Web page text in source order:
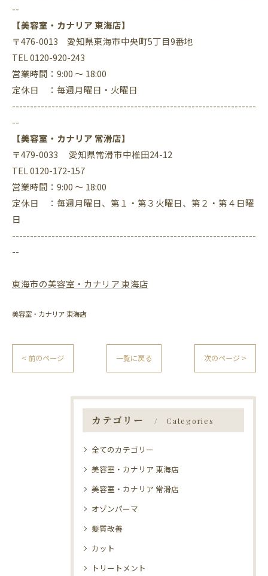
--
【美容室・カナリア 東海店】
〒476-0013 愛知県東海市中央町5丁目9番地
TEL 0120-920-243
営業時間：9:00 ～ 18:00
定休日 ：毎週月曜日・火曜日
--------------------------------------------------------------------
--
【美容室・カナリア 常滑店】
〒479-0033 愛知県常滑市中椎田24-12
TEL 0120-172-157
営業時間：9:00 ～ 18:00
定休日 ：毎週月曜日、第１・第３火曜日、第２・第４日曜
日
--------------------------------------------------------------------
--
東海市の美容室・カナリア 東海店
美容室・カナリア 東海店
< 前のページ 一覧に戻る 次のページ >
カテゴリー Categories
全てのカテゴリー
美容室・カナリア 東海店
美容室・カナリア 常滑店
オゾンパーマ
髪質改善
カット
トリートメント